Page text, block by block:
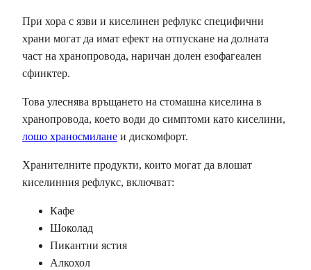
При хора с язви и киселинен рефлукс специфични
храни могат да имат ефект на отпускане на долната
част на хранопровода, наричан долен езофагеален
сфинктер.
Това улеснява връщането на стомашна киселина в
хранопровода, което води до симптоми като киселини,
лошо храносмилане и дискомфорт.
Хранителните продукти, които могат да влошат
киселинния рефлукс, включват:
Кафе
Шоколад
Пикантни ястия
Алкохол